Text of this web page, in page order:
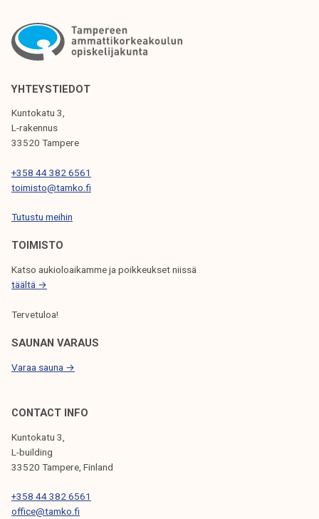
K
K
E
L
I
E
N
S
E
L
A
U
S
YHTEYSTIEDOT
Kuntokatu 3,
L-rakennus
33520 Tampere
+358 44 382 6561
toimisto@tamko.fi
Tutustu meihin
TOIMISTO
Katso aukioloaikamme ja poikkeukset niissä
täältä →
Tervetuloa!
SAUNAN VARAUS
Varaa sauna →
CONTACT INFO
Kuntokatu 3,
L-building
33520 Tampere, Finland
+358 44 382 6561
office@tamko.fi